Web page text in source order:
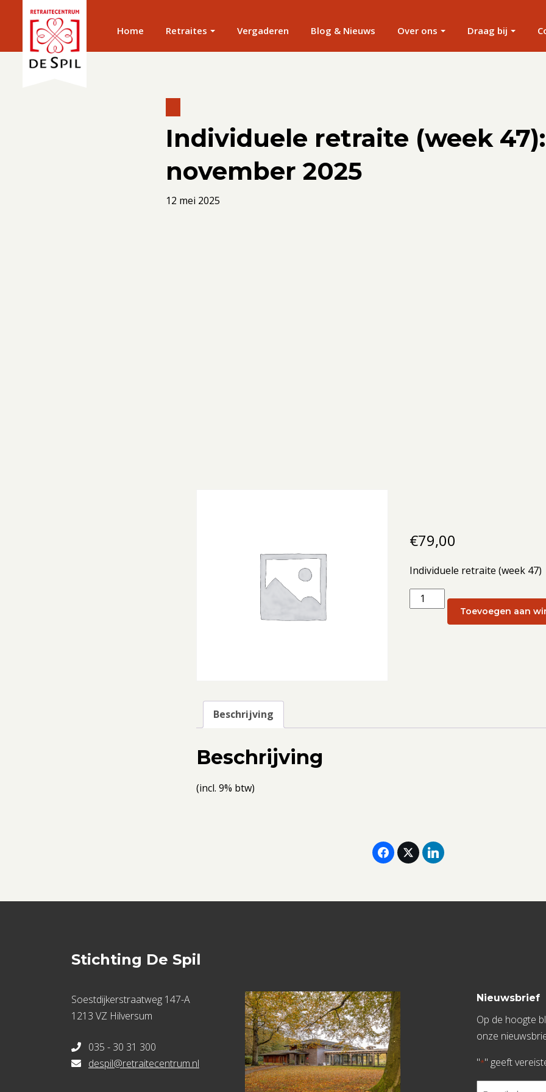
Home Retraites Vergaderen Blog & Nieuws Over ons Draag bij
Individuele retraite (week
november 2025
12 mei 2025
€79,00
Individuele retraite (week 47)
Individuele
retraite
Toevoegen aan
Beschrijving
Beschrijving
(incl. 9% btw)
Stichting De Spil
Soestdijkerstraatweg 147-A
1213 VZ Hilversum
035 - 30 31 300
despil@retraitecentrum.nl
Nieuwsbrief
Op de hoogte
onze
"*" geeft